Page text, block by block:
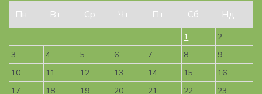
Пн
Вт Ср Чт Пт Сб Нд
1
2
3
4 5 6 7 8
9
10
11 12 13 14 15
16
17
18 19 20 21 22 23